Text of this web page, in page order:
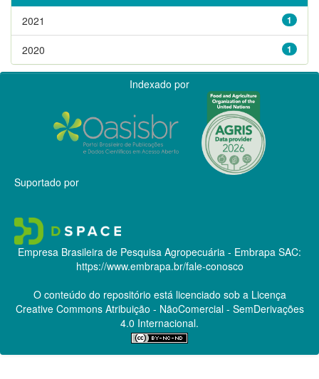
1
2021
1
2020
Indexado por
Suportado por
Empresa Brasileira de Pesquisa Agropecuária - Embrapa SAC:
https://www.embrapa.br/fale-conosco
O conteúdo do repositório está licenciado sob a Licença
Creative CommonsAtribuição - NãoComercial - SemDerivações
4.0 Internacional.